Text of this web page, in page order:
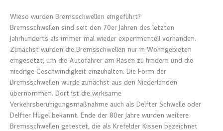
Wieso wurden Bremsschwellen eingeführt?
Bremsschwellen sind seit den 70er Jahren des letzten
Jahrhunderts als immer mal wieder experimentell vorhanden.
Zunächst wurden die Bremsschwellen nur in Wohngebieten
eingesetzt, um die Autofahrer am Rasen zu hindern und die
niedrige Geschwindigkeit einzuhalten. Die Form der
Bremsschwellen wurde zunächst aus den Niederlanden
übernommen. Dort ist die wirksame
Verkehrsberuhigungsmaßnahme auch als Delfter Schwelle oder
Delfter Hügel bekannt. Ende der 80er Jahre wurden weitere
Bremsschwellen getestet, die als Krefelder Kissen bezeichnet